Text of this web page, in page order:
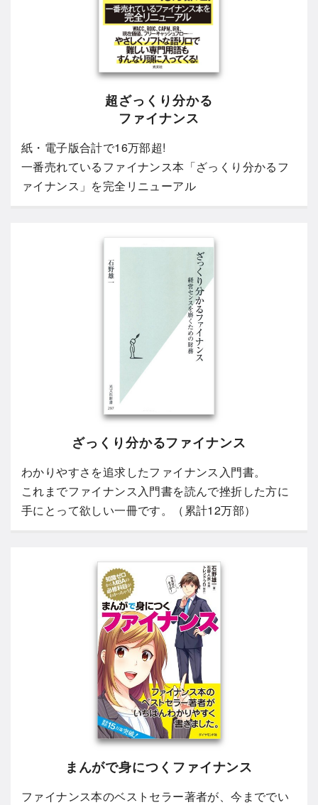
超ざっくり分かる
ファイナンス
紙・電子版合計で16万部超!
一番売れているファイナンス本「ざっくり分かるフ
ァイナンス」を完全リニューアル
ざっくり分かるファイナンス
わかりやすさを追求したファイナンス入門書。
これまでファイナンス入門書を読んで挫折した方に
手にとって欲しい一冊です。（累計12万部）
まんがで身につくファイナンス
ファイナンス本のベストセラー著者が、今まででい